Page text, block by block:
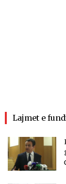
Lajmet e